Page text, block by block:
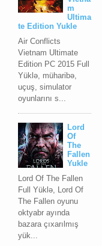
m
Ultima
te Edition Yukle
Air Conflicts
Vietnam Ultimate
Edition PC 2015 Full
Yüklə, müharibə,
uçuş, simulator
oyunlarını s...
Lord
Of
The
Fallen
Yukle
Lord Of The Fallen
Full Yüklə, Lord Of
The Fallen oyunu
oktyabr ayında
bazara çıxarılmış
yük...